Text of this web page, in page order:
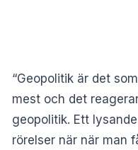
“Geopolitik är det
mest och det
geopolitik. Ett
rörelser när när man